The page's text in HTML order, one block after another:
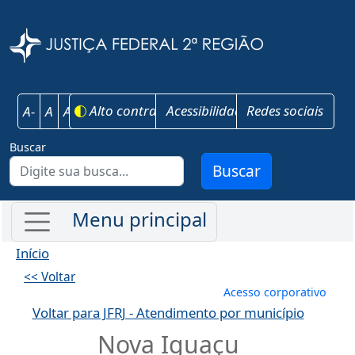
A- A A+ Alto contrasteAcessibilidadeRedes sociais
Buscar
Buscar
Início
<< Voltar
Menu de
Acesso corporativo
Voltar para JFRJ - Atendimento por município
Nova Iguaçu